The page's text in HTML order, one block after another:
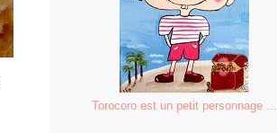
Torocoro est un petit personnage ...